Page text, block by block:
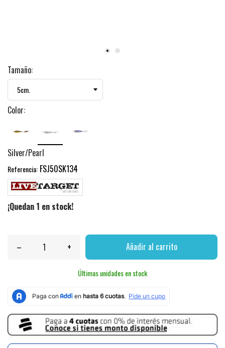
Tamaño:
Color:
Silver/Pearl
Referencia: FSJ50SK134
¡Quedan 1 en stock!
– + Añadir al carrito
Últimas unidades en stock